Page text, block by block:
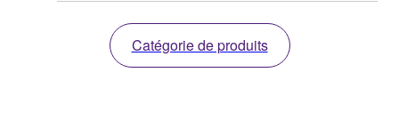
Catégorie de produits